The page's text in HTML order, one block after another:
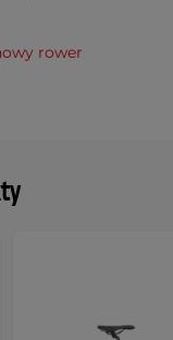
rower